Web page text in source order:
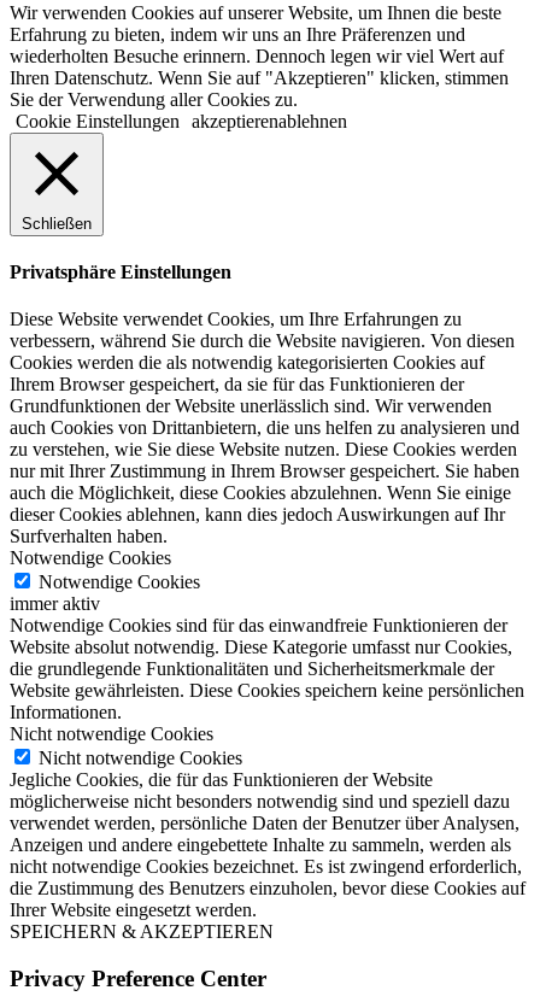
Wir verwenden Cookies auf unserer Website, um Ihnen die beste
Erfahrung zu bieten, indem wir uns an Ihre Präferenzen und
wiederholten Besuche erinnern. Dennoch legen wir viel Wert auf
Ihren Datenschutz. Wenn Sie auf "Akzeptieren" klicken, stimmen
Sie der Verwendung aller Cookies zu.
Cookie Einstellungen
akzeptierenablehnen
Schließen
Privatsphäre Einstellungen
Diese Website verwendet Cookies, um Ihre Erfahrungen zu
verbessern, während Sie durch die Website navigieren. Von diesen
Cookies werden die als notwendig kategorisierten Cookies auf
Ihrem Browser gespeichert, da sie für das Funktionieren der
Grundfunktionen der Website unerlässlich sind. Wir verwenden
auch Cookies von Drittanbietern, die uns helfen zu analysieren und
zu verstehen, wie Sie diese Website nutzen. Diese Cookies werden
nur mit Ihrer Zustimmung in Ihrem Browser gespeichert. Sie haben
auch die Möglichkeit, diese Cookies abzulehnen. Wenn Sie einige
dieser Cookies ablehnen, kann dies jedoch Auswirkungen auf Ihr
Surfverhalten haben.
Notwendige Cookies
Notwendige Cookies
immer aktiv
Notwendige Cookies sind für das einwandfreie Funktionieren der
Website absolut notwendig. Diese Kategorie umfasst nur Cookies,
die grundlegende Funktionalitäten und Sicherheitsmerkmale der
Website gewährleisten. Diese Cookies speichern keine persönlichen
Informationen.
Nicht notwendige Cookies
Nicht notwendige Cookies
Jegliche Cookies, die für das Funktionieren der Website
möglicherweise nicht besonders notwendig sind und speziell dazu
verwendet werden, persönliche Daten der Benutzer über Analysen,
Anzeigen und andere eingebettete Inhalte zu sammeln, werden als
nicht notwendige Cookies bezeichnet. Es ist zwingend erforderlich,
die Zustimmung des Benutzers einzuholen, bevor diese Cookies auf
Ihrer Website eingesetzt werden.
SPEICHERN & AKZEPTIEREN
Privacy Preference Center